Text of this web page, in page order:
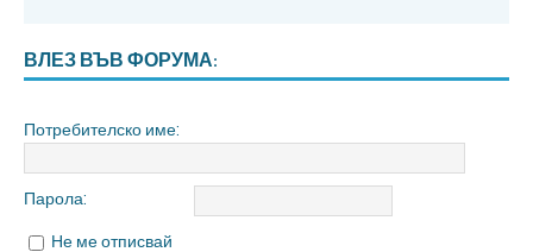
ВЛЕЗ ВЪВ ФОРУМА:
Потребителско име:
Парола:
Не ме отписвай